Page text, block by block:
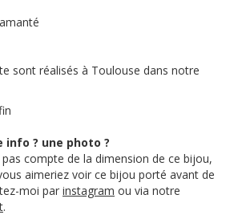
sont réalisés à Toulouse dans notre
info ? une photo ?
compte de la dimension de ce bijou,
aimeriez voir ce bijou porté avant de
moi par instagram ou via notre
.